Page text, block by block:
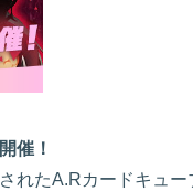
催！
れたA.Rカードキュー